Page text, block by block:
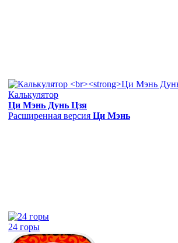
Калькулятор
Ци Мэнь Дунь Цзя
Расширенная версия Ци Мэнь
24 горы